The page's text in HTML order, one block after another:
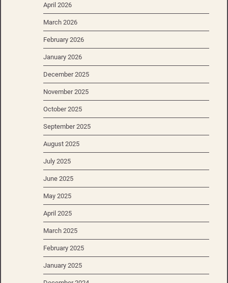
April 2026
March 2026
February 2026
January 2026
December 2025
November 2025
October 2025
September 2025
August 2025
July 2025
June 2025
May 2025
April 2025
March 2025
February 2025
January 2025